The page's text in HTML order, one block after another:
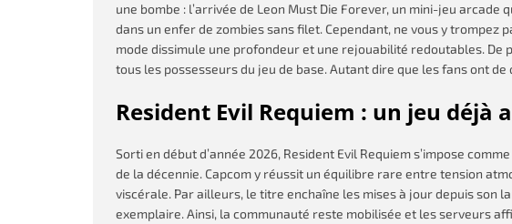
une bombe : l’arrivée de Leon Must Die Forever, un mini-jeu arcade
dans un enfer de zombies sans filet. Cependant, ne vous y trompez
mode dissimule une profondeur et une rejouabilité redoutables. De
tous les possesseurs du jeu de base. Autant dire que les fans ont de
Resident Evil Requiem : un jeu déjà
Sorti en début d’année 2026, Resident Evil Requiem s’impose comme
de la décennie. Capcom y réussit un équilibre rare entre tension
viscérale. Par ailleurs, le titre enchaîne les mises à jour depuis son
exemplaire. Ainsi, la communauté reste mobilisée et les serveurs